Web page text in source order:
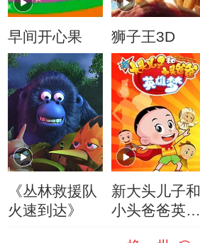
早间开心果 狮子王3D
《丛林救援队
火速到达》
新大头儿子和
小头爸爸英雄